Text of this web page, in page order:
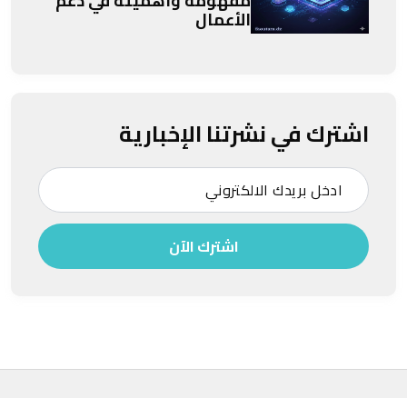
الأعمال
اشترك في نشرتنا الإخبارية
اشترك الآن